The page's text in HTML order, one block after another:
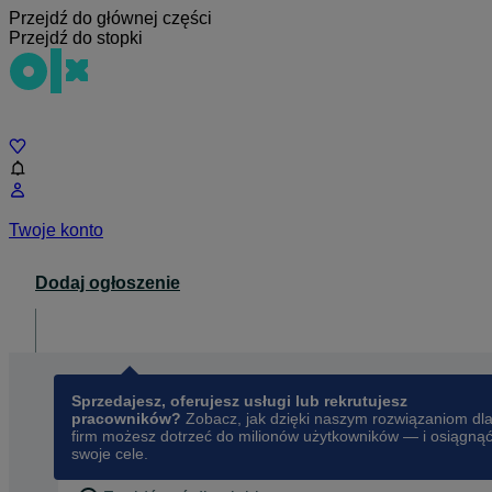
Przejdź do głównej części
Przejdź do stopki
Twoje konto
Dodaj ogłoszenie
Sprzedajesz, oferujesz usługi lub rekrutujesz
pracowników? Zobacz, jak dzięki naszym rozwiązaniom dla
firm możesz dotrzeć do milionów użytkowników — i osiągnąć
swoje cele.